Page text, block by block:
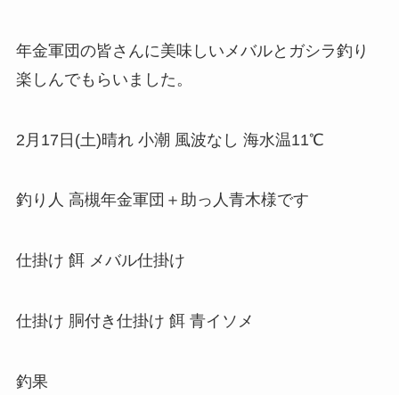
年金軍団の皆さんに美味しいメバルとガシラ釣り
楽しんでもらいました。
2月17日(土)晴れ 小潮 風波なし 海水温11℃
釣り人 高槻年金軍団＋助っ人青木様です
仕掛け 餌 メバル仕掛け
仕掛け 胴付き仕掛け 餌 青イソメ
釣果